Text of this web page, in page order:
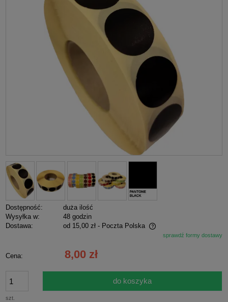
Dostępność:
duża ilość
Wysyłka w:
48 godzin
Dostawa:
od 15,00 zł - Poczta Polska
Cena nie zawiera ewentualnych kosztów płatnościsprawdź formy dostawy
Cena: 8,00 zł
szt.
do koszyka